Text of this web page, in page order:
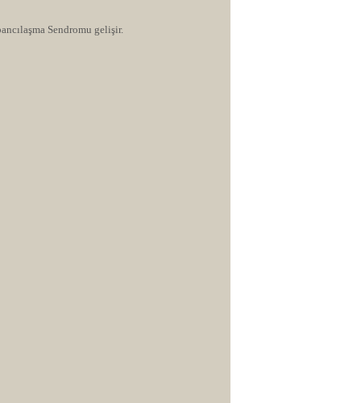
Sendromu gelişir.